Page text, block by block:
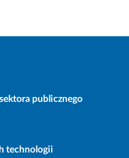
publicznego
technologii